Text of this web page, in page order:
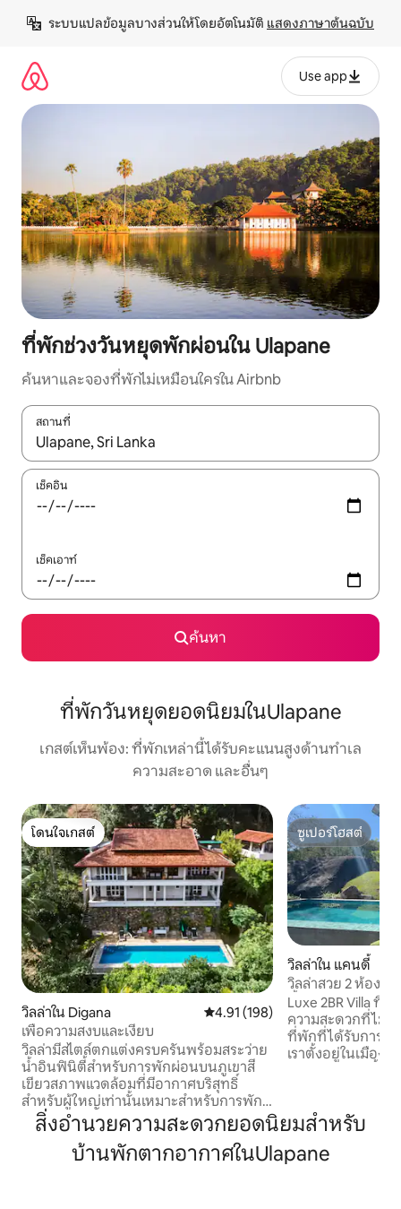
เนื้อหา
ระบบแปลข้อมูลบางส่วนให้โดยอัตโนมัติ แสดงภาษาต้นฉบับ
Use app
ที่พักช่วงวันหยุดพักผ่อนใน Ulapane
ค้นหาและจองที่พักไม่เหมือนใครใน Airbnb
สถานที่
ใช้ลูกศรขึ้นลง หรือใช้การสัมผัสหรือปัด เพื่อสำรวจผลการค้นหา
เช็คอิน
เช็คเอาท์
ค้นหา
ที่พักวันหยุดยอดนิยมในUlapane
เกสต์เห็นพ้อง: ที่พักเหล่านี้ได้รับคะแนนสูงด้านทำเล
ความสะอาด และอื่นๆ
โดนใจเกสต์
โดนใจเกสต์
วิลล่าใน Digana คะแนนเฉลี่ย 4.91 จาก 5, 198 รีวิว
4.91 (198)
เพื่อความสงบและเงียบ
วิลล่ามีสไตล์ตกแต่งครบครันพร้อมสระว่าย
น้ำอินฟินิตี้สำหรับการพักผ่อนบนภูเขาสี
เขียวสภาพแวดล้อมที่มีอากาศบริสุทธิ์
สำหรับผู้ใหญ่เท่านั้นเหมาะสำหรับการพัก
ผ่อนเป็นคู่ด้วยความเงียบสงบแต่ปลอดภัย
ในชุมชนที่มีรั้วรอบขอบชิด มาพร้อมกับพ่อ
ครัวและผู้ดูแลเพื่อให้การเข้าพักของคุณ
ซูเปอร์โฮสต์
ซูเปอร์โฮสต์
วิลล่าใน แคนดี้
วิลล่าสวย 2 ห้องน
น้ำ~ระเบียง~สวน
Luxe 2BR Villa ที่
ความสะดวกที่ไม่มี
ที่พักที่ได้รับการอ
เราตั้งอยู่ในเมือง
เต็มไปด้วยความส
ที่น่าหลงใหลระหว่
สิ่งอำนวยความสะดวกยอดนิยมสำหรับ
บ้านพักตากอากาศในUlapane